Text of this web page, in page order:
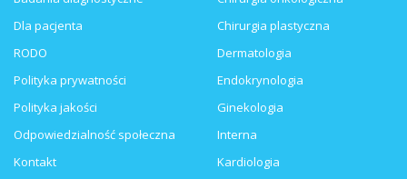
Chirurgia plastyczna
Dermatologia
Endokrynologia
Ginekologia
Interna
Kardiologia
Dla pacjenta
RODO
Polityka prywatności
Polityka jakości
Odpowiedzialność społeczna
Kontakt